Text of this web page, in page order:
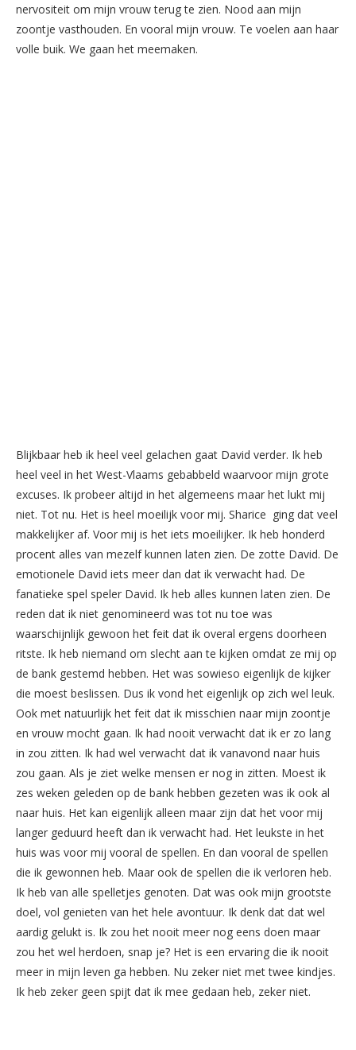
nervositeit om mijn vrouw terug te zien. Nood aan mijn
zoontje vasthouden. En vooral mijn vrouw. Te voelen aan haar
volle buik. We gaan het meemaken.
Blijkbaar heb ik heel veel gelachen gaat David verder. Ik heb
heel veel in het West-Vlaams gebabbeld waarvoor mijn grote
excuses. Ik probeer altijd in het algemeens maar het lukt mij
niet. Tot nu. Het is heel moeilijk voor mij. Sharice ging dat veel
makkelijker af. Voor mij is het iets moeilijker. Ik heb honderd
procent alles van mezelf kunnen laten zien. De zotte David. De
emotionele David iets meer dan dat ik verwacht had. De
fanatieke spel speler David. Ik heb alles kunnen laten zien. De
reden dat ik niet genomineerd was tot nu toe was
waarschijnlijk gewoon het feit dat ik overal ergens doorheen
ritste. Ik heb niemand om slecht aan te kijken omdat ze mij op
de bank gestemd hebben. Het was sowieso eigenlijk de kijker
die moest beslissen. Dus ik vond het eigenlijk op zich wel leuk.
Ook met natuurlijk het feit dat ik misschien naar mijn zoontje
en vrouw mocht gaan. Ik had nooit verwacht dat ik er zo lang
in zou zitten. Ik had wel verwacht dat ik vanavond naar huis
zou gaan. Als je ziet welke mensen er nog in zitten. Moest ik
zes weken geleden op de bank hebben gezeten was ik ook al
naar huis. Het kan eigenlijk alleen maar zijn dat het voor mij
langer geduurd heeft dan ik verwacht had. Het leukste in het
huis was voor mij vooral de spellen. En dan vooral de spellen
die ik gewonnen heb. Maar ook de spellen die ik verloren heb.
Ik heb van alle spelletjes genoten. Dat was ook mijn grootste
doel, vol genieten van het hele avontuur. Ik denk dat dat wel
aardig gelukt is. Ik zou het nooit meer nog eens doen maar
zou het wel herdoen, snap je? Het is een ervaring die ik nooit
meer in mijn leven ga hebben. Nu zeker niet met twee kindjes.
Ik heb zeker geen spijt dat ik mee gedaan heb, zeker niet.